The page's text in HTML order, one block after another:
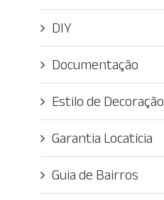
DIY
Documentação
Estilo de Decoração
Garantia Locatícia
Guia de Bairros